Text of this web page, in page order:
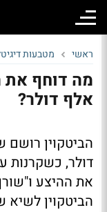
ראשי מטבעות
אלף דולר?
דולר, כשקרנות
את ההיצע
הביטקוין לשיא